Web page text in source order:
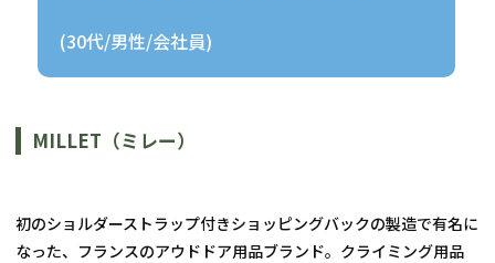
(30代/男性/会社員)
MILLET（ミレー）
初のショルダーストラップ付きショッピングバックの製造で有名に
なった、フランスのアウドドア用品ブランド。クライミング用品